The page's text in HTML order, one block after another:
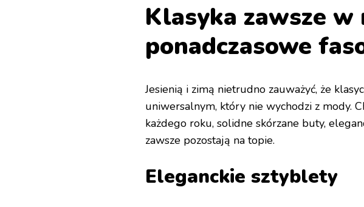
Klasyka zawsze
ponadczasowe
Jesienią i zimą nietrudno zauważyć, że
uniwersalnym, który nie wychodzi z mody.
każdego roku, solidne skórzane buty,
zawsze pozostają na topie.
Eleganckie sztyblety